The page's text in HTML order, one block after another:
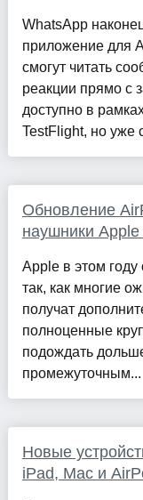
WhatsApp
приложение для
смогут читать
реакции прямо с
доступно в
TestFlight, но уже
Обновление
наушники
Apple в этом
так, как многие
получат
полноценные
подождать
промежуточным...
Новые
iPad, Mac и